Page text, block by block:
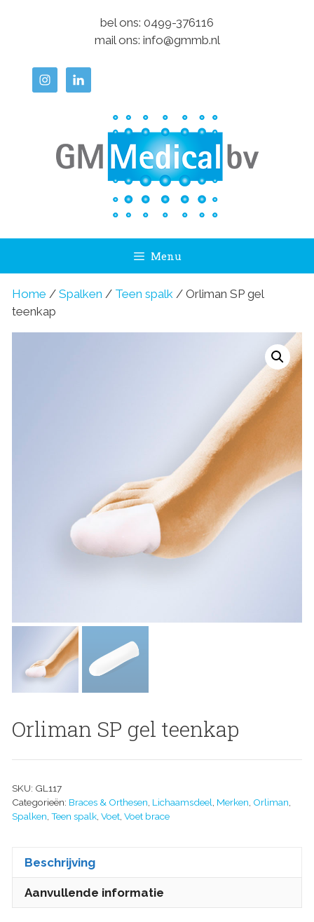
bel ons: 0499-376116
mail ons: info@gmmb.nl
Menu
Home / Spalken / Teen spalk / Orliman SP gel
teenkap
Orliman SP gel teenkap
SKU: GL117
Categorieën: Braces & Orthesen Lichaamsdeel Merken Orliman
Spalken Teen spalk Voet Voet brace
Beschrijving
Aanvullende informatie